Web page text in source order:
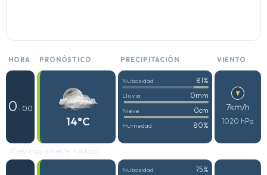
HORA PRONÓSTICO PRECIPITACIÓN VIENTO
0 : 00
14°C
Nubosidad 81%
Lluvia 0mm
Nieve 0cm
Humedad 80%
7km/h
1020 hPa
Cielo mayormente nublado
Nubosidad 75%